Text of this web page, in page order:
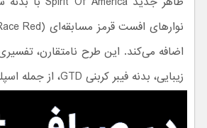
نوارهای افست قرمز مسابقه‌ای (Race Red) و آبی رعدآسا (Lightning Blue) را در سراسر
اضافه می‌کند. این طرح نامتقارن،
زیبایی، بدنه فیبر کربنی GTD، از جمله اسپلیتر جلو و بال عقب آن را برجسته می‌سازد.